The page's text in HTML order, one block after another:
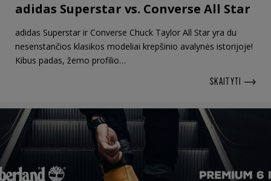
adidas Superstar vs. Converse All Star
adidas Superstar ir Converse Chuck Taylor All Star yra du
nesenstančios klasikos modeliai krepšinio avalynės istorijoje!
Kibus padas, žemo profilio…
SKAITYTI